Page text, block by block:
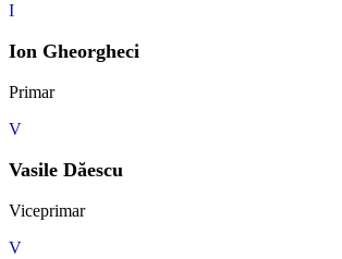
I
Ion Gheorgheci
Primar
V
Vasile Dăescu
Viceprimar
V